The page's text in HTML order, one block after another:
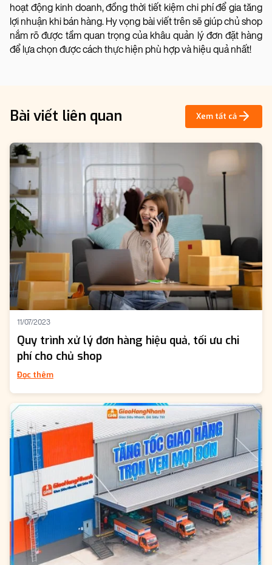
hoạt động kinh doanh, đồng thời tiết kiệm chi phí để gia tăng
lợi nhuận khi bán hàng. Hy vọng bài viết trên sẽ giúp chủ shop
nắm rõ được tầm quan trọng của khâu quản lý đơn đặt hàng
để lựa chọn được cách thực hiện phù hợp và hiệu quả nhất!
Bài viết liên quan Xem tất cả
11/07/2023
Quy trình xử lý đơn hàng hiệu quả, tối ưu chi
phí cho chủ shop
Đọc thêm